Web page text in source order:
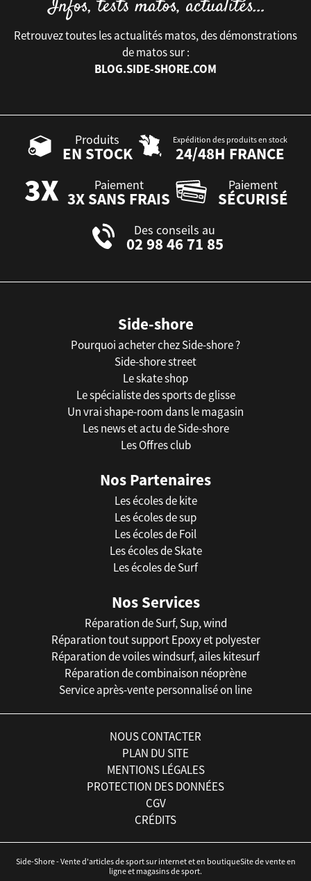
Retrouvez toutes les actualités matos, des démonstrations
de matos sur :
BLOG.SIDE-SHORE.COM
Produits
EN STOCK
Expédition des produits en stock
24/48H FRANCE
Paiement
3X SANS FRAIS
Paiement
SÉCURISÉ
Des conseils au
02 98 46 71 85
Side-shore
Pourquoi acheter chez Side-shore ?
Side-shore street
Le skate shop
Le spécialiste des sports de glisse
Un vrai shape-room dans le magasin
Les news et actu de Side-shore
Les Offres club
Nos Partenaires
Les écoles de kite
Les écoles de sup
Les écoles de Foil
Les écoles de Skate
Les écoles de Surf
Nos Services
Réparation de Surf, Sup, wind
Réparation tout support Epoxy et polyester
Réparation de voiles windsurf, ailes kitesurf
Réparation de combinaison néoprène
Service après-vente personnalisé on line
NOUS CONTACTER
PLAN DU SITE
MENTIONS LÉGALES
PROTECTION DES DONNÉES
CGV
CRÉDITS
Side-Shore - Vente d'articles de sport sur internet et en boutiqueSite de vente en
ligne et magasins de sport.